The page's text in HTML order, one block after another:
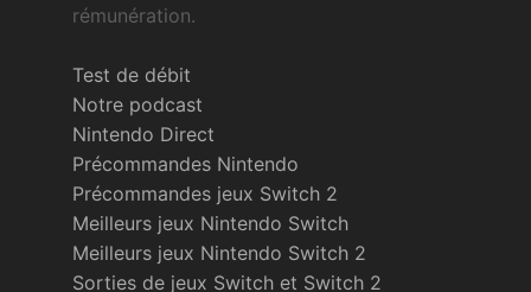
rémunération.
Test de débit
Notre podcast
Nintendo Direct
Précommandes Nintendo
Précommandes jeux Switch 2
Meilleurs jeux Nintendo Switch
Meilleurs jeux Nintendo Switch 2
Sorties de jeux Switch et Switch 2